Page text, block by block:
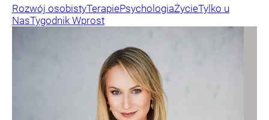
Rozwój osobistyTerapiePsychologiaŻycieTylko u
NasTygodnik Wprost